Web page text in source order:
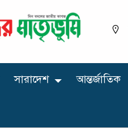
সারাদেশ আন্তর্জাতিক